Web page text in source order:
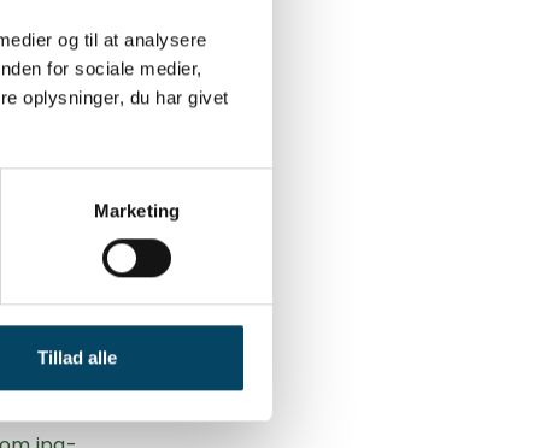
og til at analysere
for sociale medier,
oplysninger, du har givet
Marketing
Tillad alle